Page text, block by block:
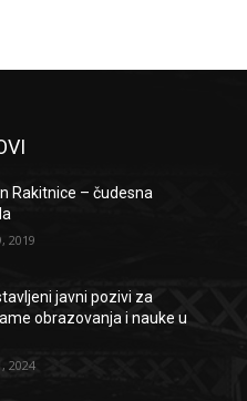
Rakitnice – čudesna
2019
javni pozivi za
obrazovanja i nauke u
2024